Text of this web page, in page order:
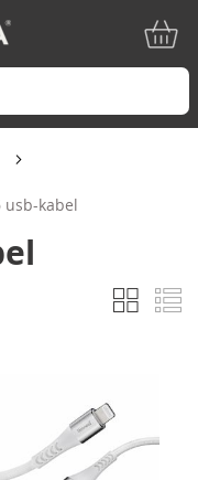
usb-kabel
Visa
som
Rutnät